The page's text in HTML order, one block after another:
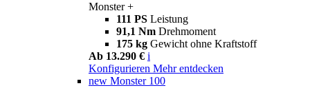
Monster +
111 PS Leistung
91,1 Nm Drehmoment
175 kg Gewicht ohne Kraftstoff
Ab 13.290 € i
Konfigurieren Mehr entdecken
new Monster 100